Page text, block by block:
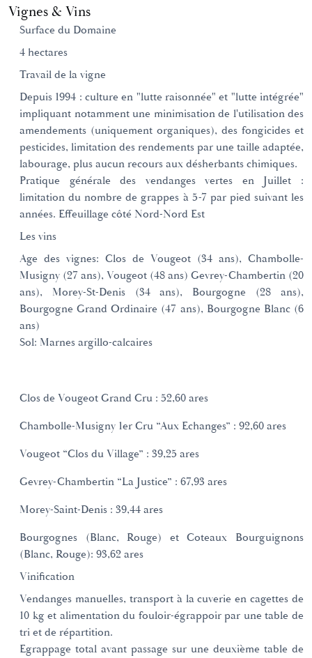
Vignes & Vins
Surface du Domaine
4 hectares
Travail de la vigne
Depuis 1994 : culture en "lutte raisonnée" et "lutte intégrée"
impliquant notamment une minimisation de l'utilisation des
amendements (uniquement organiques), des fongicides et
pesticides, limitation des rendements par une taille adaptée,
labourage, plus aucun recours aux désherbants chimiques.
Pratique générale des vendanges vertes en Juillet :
limitation du nombre de grappes à 5-7 par pied suivant les
années. Effeuillage côté Nord-Nord Est
Les vins
Age des vignes: Clos de Vougeot (34 ans), Chambolle-
Musigny (27 ans), Vougeot (48 ans) Gevrey-Chambertin (20
ans), Morey-St-Denis (34 ans), Bourgogne (28 ans),
Bourgogne Grand Ordinaire (47 ans), Bourgogne Blanc (6
ans)
Sol: Marnes argillo-calcaires
Clos de Vougeot Grand Cru : 52,60 ares
Chambolle-Musigny 1er Cru “Aux Echanges” : 92,60 ares
Vougeot “Clos du Village” : 39,25 ares
Gevrey-Chambertin “La Justice” : 67,93 ares
Morey-Saint-Denis : 39,44 ares
Bourgognes (Blanc, Rouge) et Coteaux Bourguignons
(Blanc, Rouge): 93,62 ares
Vinification
Vendanges manuelles, transport à la cuverie en cagettes de
10 kg et alimentation du fouloir-égrappoir par une table de
tri et de répartition.
Egrappage total avant passage sur une deuxième table de